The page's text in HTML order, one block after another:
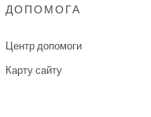
ДОПОМОГА
Центр допомоги
Карту сайту